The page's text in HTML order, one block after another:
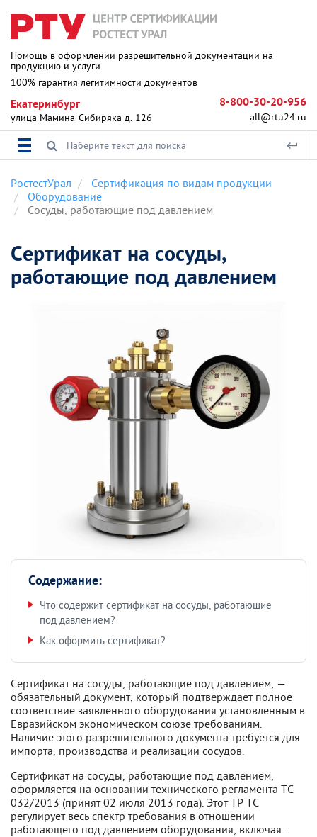
Помощь в оформлении разрешительной документации на
продукцию и услуги
100% гарантия легитимности документов
Екатеринбург
улица Мамина-Сибиряка д. 126
8-800-30-20-956
all@rtu24.ru
РостестУрал
Сертификация по видам продукции
Оборудование
Сосуды, работающие под давлением
Сертификат на сосуды,
работающие под давлением
Содержание:
Что содержит сертификат на сосуды, работающие
под давлением?
Как оформить сертификат?
Сертификат на сосуды, работающие под давлением, —
обязательный документ, который подтверждает полное
соответствие заявленного оборудования установленным в
Евразийском экономическом союзе требованиям.
Наличие этого разрешительного документа требуется для
импорта, производства и реализации сосудов.
Сертификат на сосуды, работающие под давлением,
оформляется на основании технического регламента ТС
032/2013 (принят 02 июля 2013 года). Этот ТР ТС
регулирует весь спектр требования в отношении
работающего под давлением оборудования, включая: